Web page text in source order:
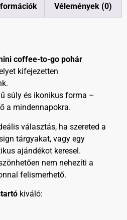
Vélemények (0)
coffee-to-go pohár
kifejezetten
súly és ikonikus forma –
a mindennapokra.
választás, ha szereted a
tárgyakat, vagy egy
ajándékot keresel.
nem nehezíti a
felismerhető.
kiváló: